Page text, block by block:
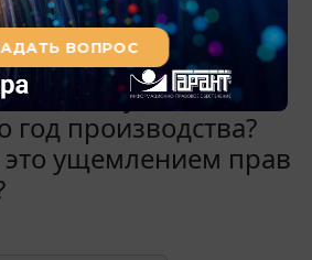
в гарантийном
с даты
если на упаковке
год производства?
это ущемлением прав